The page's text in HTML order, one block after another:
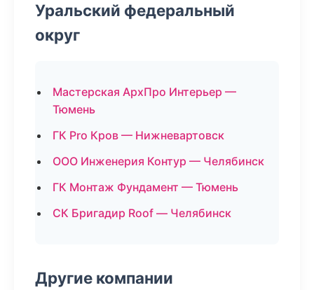
Уральский федеральный
округ
Мастерская АрхПро Интерьер —
Тюмень
ГК Pro Кров — Нижневартовск
ООО Инженерия Контур — Челябинск
ГК Монтаж Фундамент — Тюмень
СК Бригадир Roof — Челябинск
Другие компании